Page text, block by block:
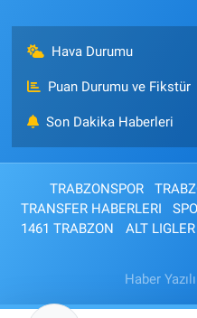
Hava Durumu
Puan Durumu ve Fikstür
Son Dakika Haberleri
TRABZONSPOR
TRANSFER HABERLERI
1461 TRABZON
ALT LIGLER
Haber